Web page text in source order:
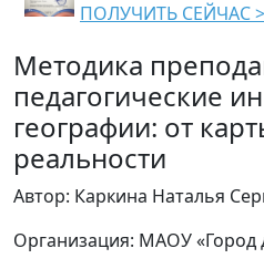
ПОЛУЧИТЬ СЕЙЧАС
Методика
педагогические
географии: от
реальности
Автор: Каркина Наталья
Организация: МАОУ «Город